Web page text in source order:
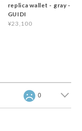
replica wallet - gray -
GUIDI
¥23,100
0